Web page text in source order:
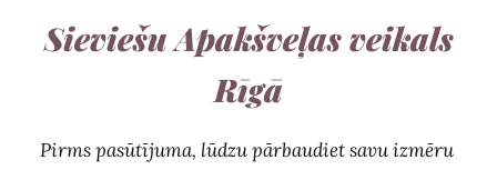
Sieviešu Apakšveļas veikals
Rīgā
Pirms pasūtījuma, lūdzu pārbaudiet savu izmēru